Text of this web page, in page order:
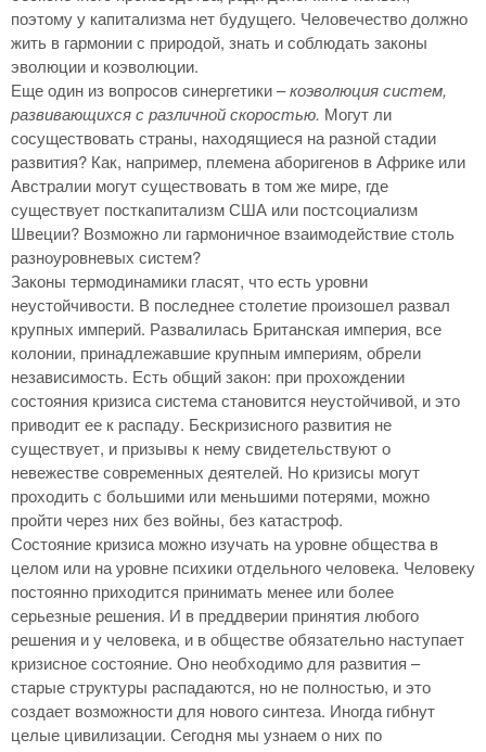
поэтому у капитализма нет будущего. Человечество должно
жить в гармонии с природой, знать и соблюдать законы
эволюции и коэволюции.
Еще один из вопросов синергетики –коэволюция систем,
развивающихся с различной скоростью. Могут ли
сосуществовать страны, находящиеся на разной стадии
развития? Как, например, племена аборигенов в Африке или
Австралии могут существовать в том же мире, где
существует посткапитализм США или постсоциализм
Швеции? Возможно ли гармоничное взаимодействие столь
разноуровневых систем?
Законы термодинамики гласят, что есть уровни
неустойчивости. В последнее столетие произошел развал
крупных империй. Развалилась Британская империя, все
колонии, принадлежавшие крупным империям, обрели
независимость. Есть общий закон: при прохождении
состояния кризиса система становится неустойчивой, и это
приводит ее к распаду. Бескризисного развития не
существует, и призывы к нему свидетельствуют о
невежестве современных деятелей. Но кризисы могут
проходить с большими или меньшими потерями, можно
пройти через них без войны, без катастроф.
Состояние кризиса можно изучать на уровне общества в
целом или на уровне психики отдельного человека. Человеку
постоянно приходится принимать менее или более
серьезные решения. И в преддверии принятия любого
решения и у человека, и в обществе обязательно наступает
кризисное состояние. Оно необходимо для развития –
старые структуры распадаются, но не полностью, и это
создает возможности для нового синтеза. Иногда гибнут
целые цивилизации. Сегодня мы узнаем о них по